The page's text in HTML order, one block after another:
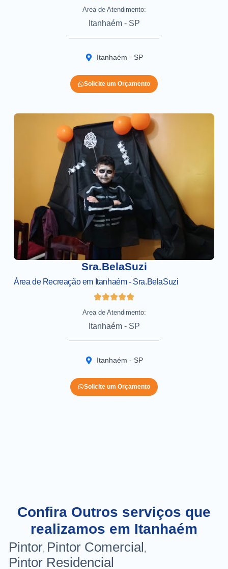
Area de Atendimento:
Itanhaém - SP
Itanhaém - SP
Solicite um Orçamento
Sra.BelaSuzi
Área de Recreação em Itanhaém - Sra.BelaSuzi
Area de Atendimento:
Itanhaém - SP
Itanhaém - SP
Solicite um Orçamento
Confira Outros serviços que
realizamos em Itanhaém
Pintor, Pintor Comercial,
Pintor Residencial